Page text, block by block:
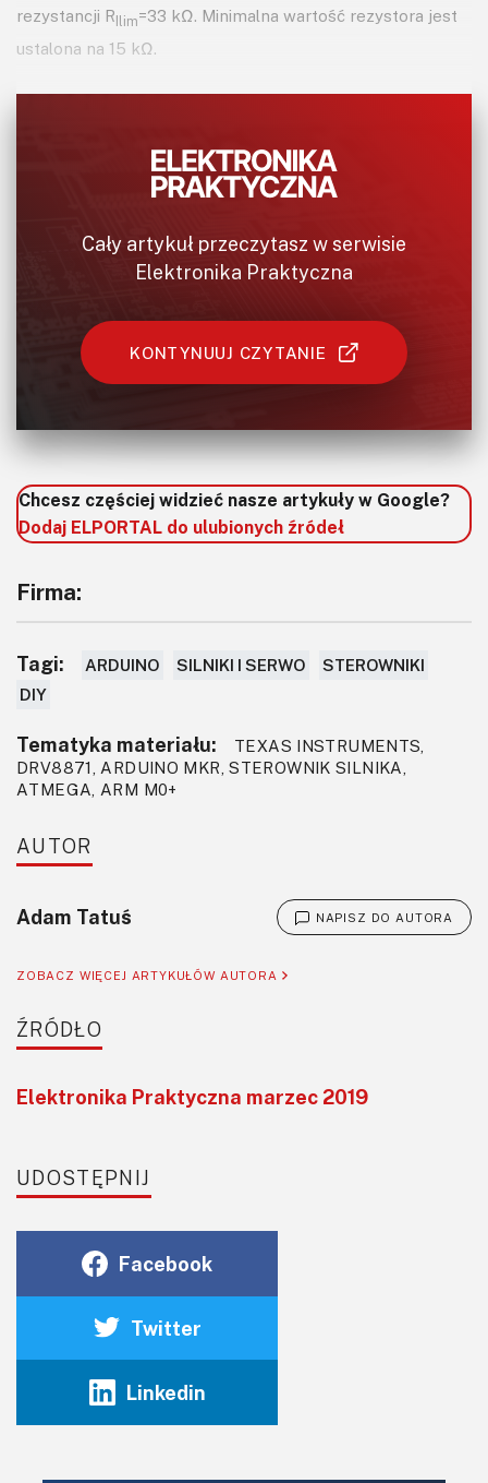
rezystancji R Ilim=33 kΩ. Minimalna wartość rezystora jest
ustalona na 15 kΩ.
Cały artykuł przeczytasz w serwisie
Elektronika Praktyczna
KONTYNUUJ CZYTANIE
Chcesz częściej widzieć nasze artykuły w Google?
Dodaj ELPORTAL do ulubionych źródeł
Firma:
Tagi: ARDUINO SILNIKI I SERWO
STEROWNIKI
DIY
Tematyka materiału:
TEXAS INSTRUMENTS,
DRV8871, ARDUINO MKR, STEROWNIK SILNIKA,
ATMEGA, ARM M0+
AUTOR
Adam Tatuś NAPISZ DO AUTORA
ZOBACZ WIĘCEJ ARTYKUŁÓW AUTORA
ŹRÓDŁO
Elektronika Praktyczna marzec 2019
UDOSTĘPNIJ
Facebook
Twitter
Linkedin